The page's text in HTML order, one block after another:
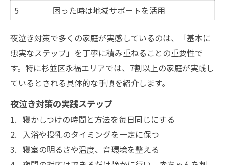
5
困った時は地域サポートを活用
夜泣き対策で多くの家庭が実感しているのは、「基本に
忠実なステップ」を丁寧に積み重ねることの重要性で
す。特に杉並区永福エリアでは、7割以上の家庭が実践し
ているとされる具体的な手順を紹介します。
夜泣き対策の実践ステップ
寝かしつけの時間と方法を毎日同じにする
入浴や授乳のタイミングを一定に保つ
寝室の明るさや温度、音環境を整える